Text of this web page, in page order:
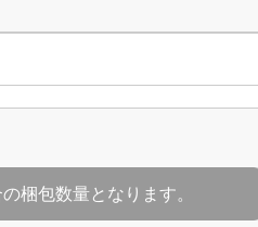
梱包数量となります。